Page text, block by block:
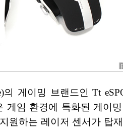
의 게이밍 브랜드인 Tt
게임 환경에 특화된 게이
원하는 레이저 센서가 탑